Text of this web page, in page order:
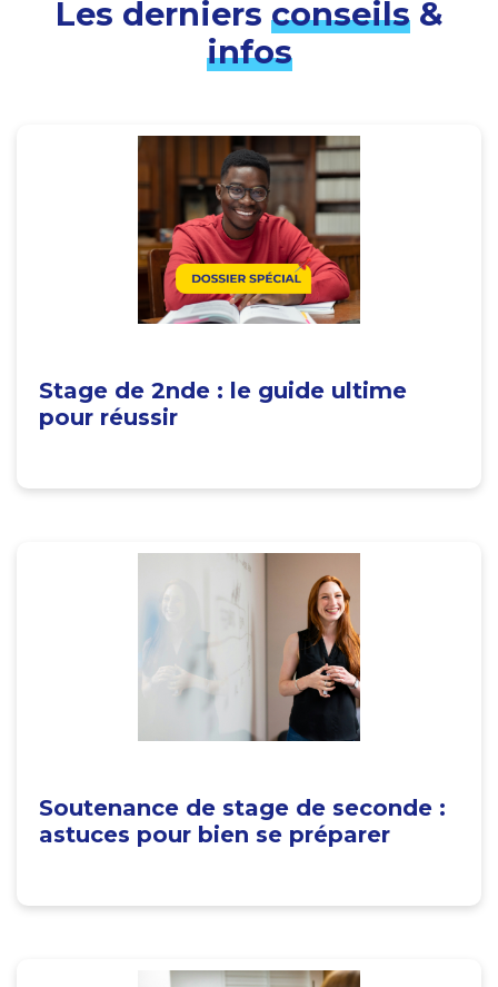
Les derniers conseils&
infos
Stage de 2nde : le guide ultime
pour réussir
Soutenance de stage de seconde :
astuces pour bien se préparer